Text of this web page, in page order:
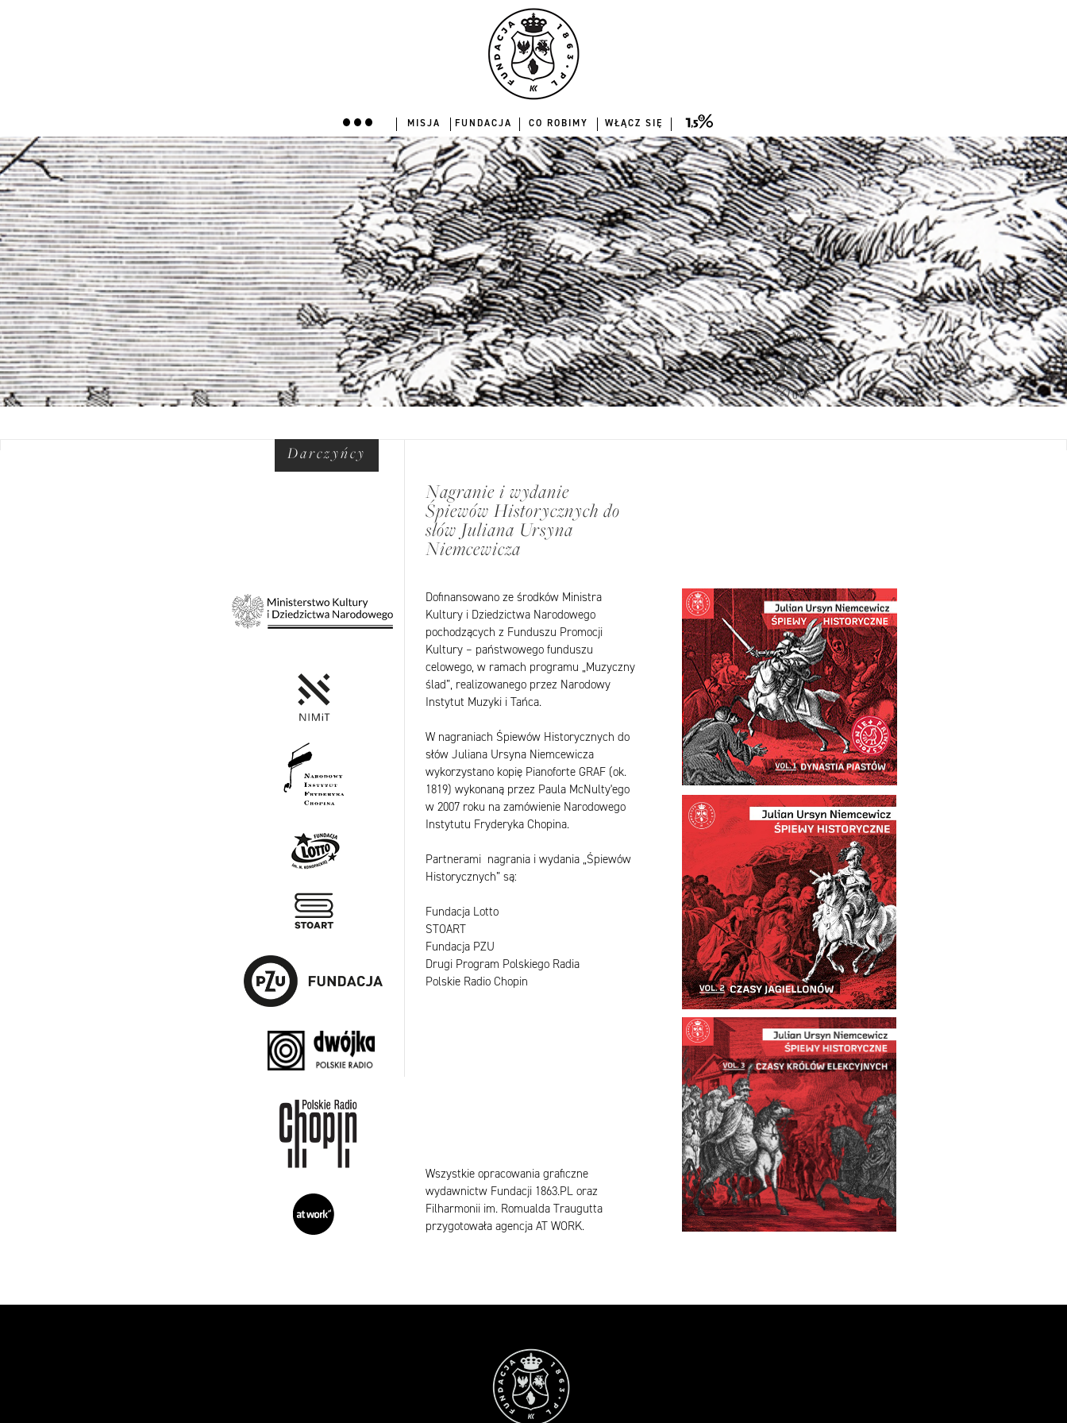
MISJA
FUNDACJA
CO ROBIMY
WŁĄCZ SIĘ
MISJA FUNDACJA WŁĄCZ SIĘ
CO ROBIMY
Dofinansowano ze środków Ministra
Kultury i Dziedzictwa Narodowego
pochodzących z Funduszu Promocji
Kultury – państwowego funduszu
celowego, w ramach programu „Muzyczny
ślad”, realizowanego przez Narodowy
Instytut Muzyki i Tańca.
W nagraniach Śpiewów Historycznych do
słów Juliana Ursyna Niemcewicza
wykorzystano kopię Pianoforte GRAF (ok.
1819) wykonaną przez Paula McNulty'ego
w 2007 roku na zamówienie Narodowego
Instytutu Fryderyka Chopina.
Partnerami nagrania i wydania „Śpiewów
Historycznych” są:
Fundacja Lotto
STOART
Fundacja PZU
Drugi Program Polskiego Radia
Polskie Radio Chopin
Wszystkie opracowania graficzne
wydawnictw Fundacji 1863.PL oraz
Filharmonii im. Romualda Traugutta
przygotowała agencja AT WORK.
Nagranie i wydanie
Śpiewów Historycznych do
słów Juliana Ursyna
Niemcewicza
Darczyńcy